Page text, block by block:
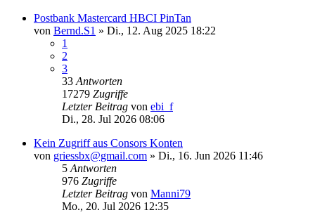
Postbank Mastercard HBCI PinTan
von Bernd.S1 » Di., 12. Aug 2025 18:22
1
2
3
33 Antworten
17279 Zugriffe
Letzter Beitrag von ebi_f
Di., 28. Jul 2026 08:06
Kein Zugriff aus Consors Konten
von griessbx@gmail.com » Di., 16. Jun 2026 11:46
5 Antworten
976 Zugriffe
Letzter Beitrag von Manni79
Mo., 20. Jul 2026 12:35